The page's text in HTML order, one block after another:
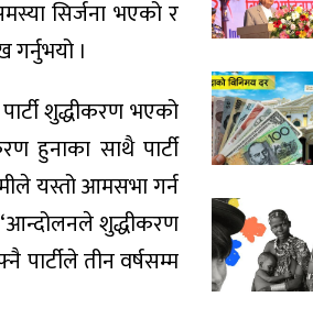
सिर्जना भएको र
।
शुद्धीकरण भएको
हुनाका साथै पार्टी
यस्तो आमसभा गर्न
“आन्दोलनले शुद्धीकरण
तीन वर्षसम्म